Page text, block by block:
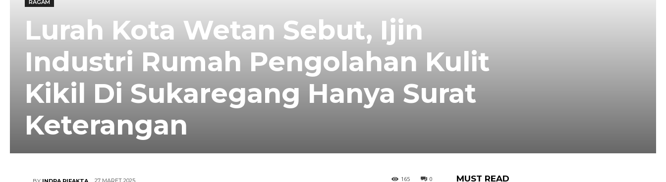
RAGAM
Lurah Kota Wetan Sebut, Ijin
Industri Rumah Pengolahan Kulit
Kikil Di Sukaregang Hanya Surat
Keterangan
0
165 MUST READ